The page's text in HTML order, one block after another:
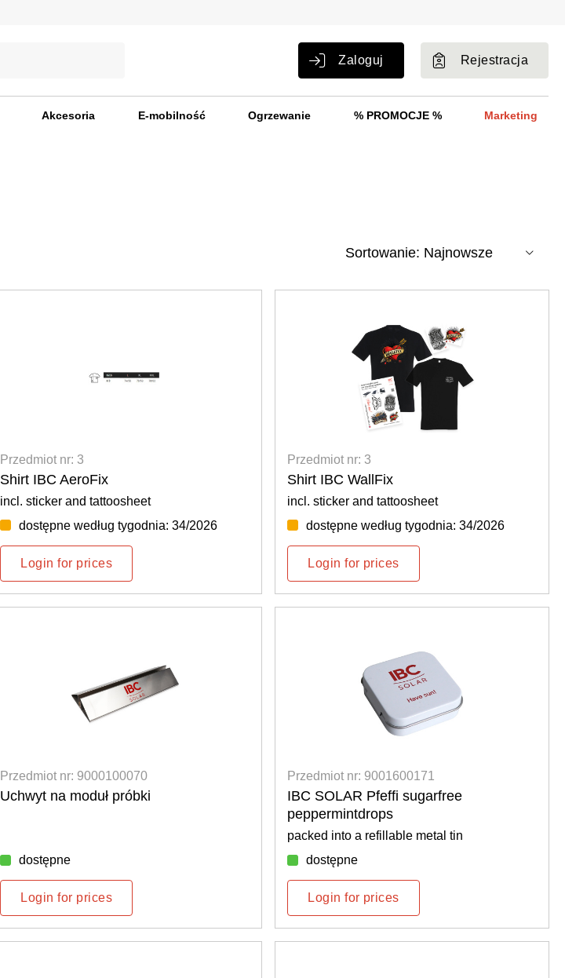
Zaloguj Rejestracja
Akcesoria E-mobilność Ogrzewanie % PROMOCJE % Marketing
Przedmiot nr: 3
Shirt IBC AeroFix
incl. sticker and tattoosheet
dostępne według tygodnia: 34/2026
Login for prices
Przedmiot nr: 3
Shirt IBC WallFix
incl. sticker and tattoosheet
dostępne według tygodnia: 34/2026
Login for prices
Przedmiot nr: 9000100070
Uchwyt na moduł próbki
dostępne
Login for prices
Przedmiot nr: 9001600171
IBC SOLAR Pfeffi sugarfree
peppermintdrops
packed into a refillable metal tin
dostępne
Login for prices